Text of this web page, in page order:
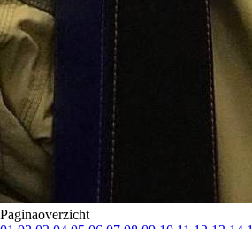
Paginaoverzicht